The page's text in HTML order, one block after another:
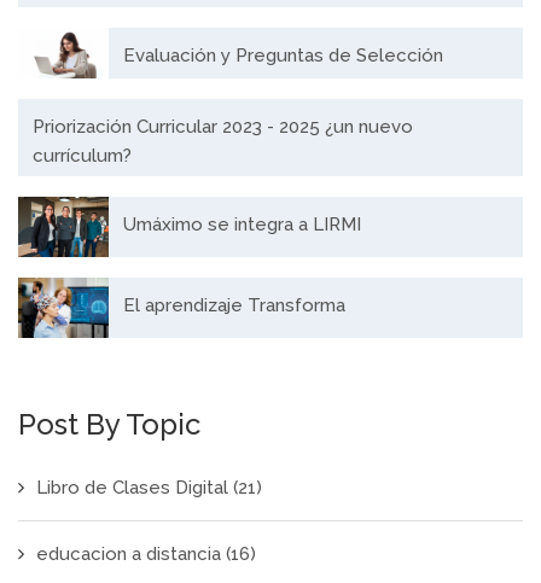
Evaluación y Preguntas de Selección
Priorización Curricular 2023 - 2025 ¿un nuevo
currículum?
Umáximo se integra a LIRMI
El aprendizaje Transforma
Post By Topic
Libro de Clases Digital (21)
educacion a distancia (16)